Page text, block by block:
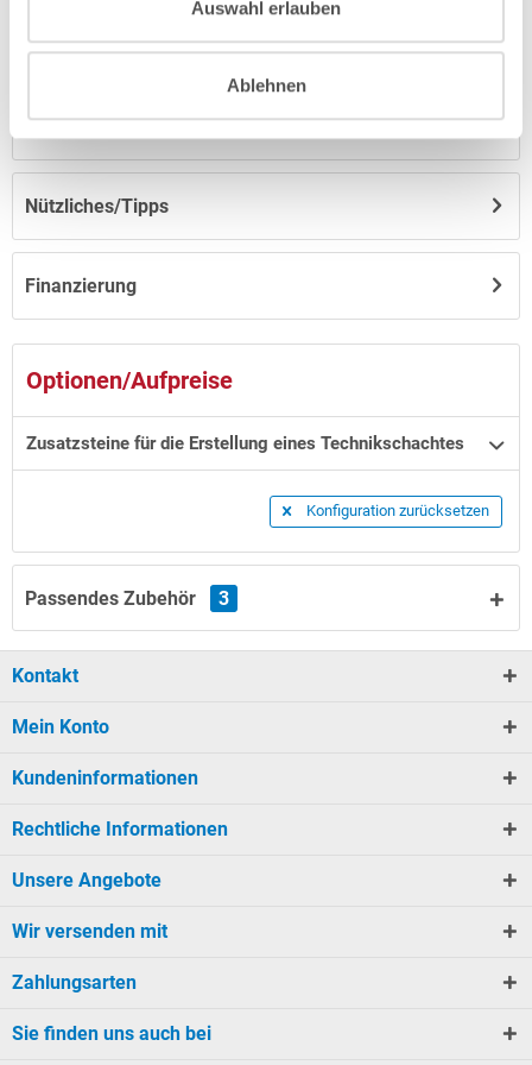
Auswahl erlauben
Ablehnen
Finanzierung
Anleitungen/Datenblätter
Hinweise zum Versand / zur Lagerung
Nützliches/Tipps
Optionen/Aufpreise
Zusatzsteine für die Erstellung eines Technikschachtes
Konfiguration zurücksetzen
Passendes Zubehör 3
Kontakt
Mein Konto
Kundeninformationen
Rechtliche Informationen
Unsere Angebote
Wir versenden mit
Zahlungsarten
Sie finden uns auch bei